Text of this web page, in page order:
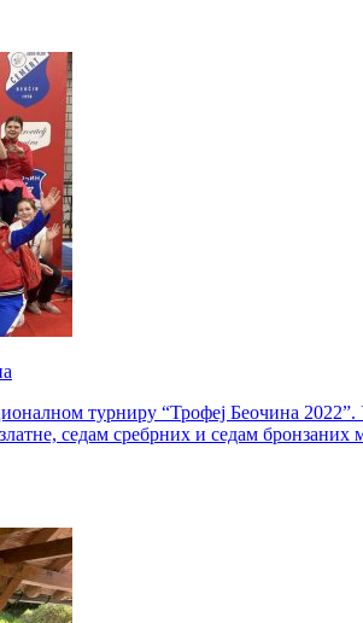
турниру “Трофеј Беочина
седам сребрних и седам бронзаних